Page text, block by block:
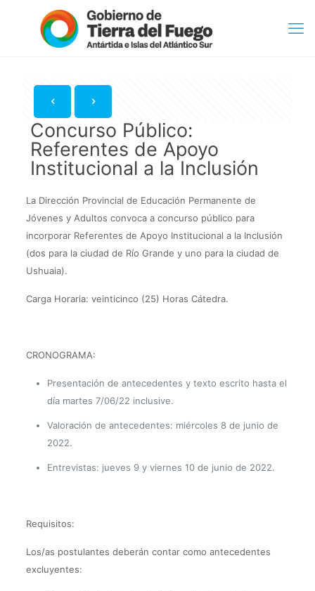
Concurso Público:
Referentes de Apoyo
Institucional a la Inclusión
La Dirección Provincial de Educación Permanente de
Jóvenes y Adultos convoca a concurso público para
incorporar Referentes de Apoyo Institucional a la Inclusión
(dos para la ciudad de Río Grande y uno para la ciudad de
Ushuaia).
Carga Horaria: veinticinco (25) Horas Cátedra.
CRONOGRAMA:
Presentación de antecedentes y texto escrito hasta el
día martes 7/06/22 inclusive.
Valoración de antecedentes: miércoles 8 de junio de
2022.
Entrevistas: jueves 9 y viernes 10 de junio de 2022.
Requisitos:
Los/as postulantes deberán contar como antecedentes
excluyentes: